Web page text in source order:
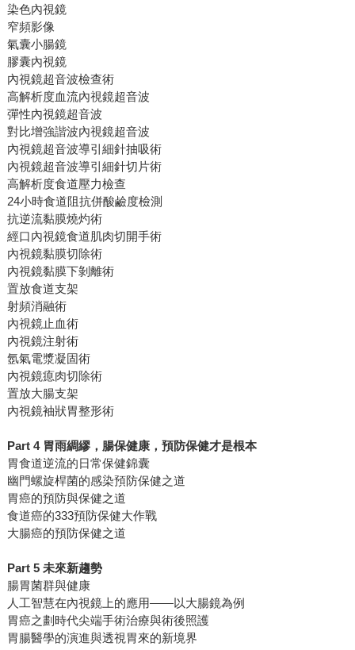
染色內視鏡
窄頻影像
氣囊小腸鏡
膠囊內視鏡
內視鏡超音波檢查術
高解析度血流內視鏡超音波
彈性內視鏡超音波
對比增強諧波內視鏡超音波
內視鏡超音波導引細針抽吸術
內視鏡超音波導引細針切片術
高解析度食道壓力檢查
24小時食道阻抗併酸鹼度檢測
抗逆流黏膜燒灼術
經口內視鏡食道肌肉切開手術
內視鏡黏膜切除術
內視鏡黏膜下剝離術
置放食道支架
射頻消融術
內視鏡止血術
內視鏡注射術
氬氣電漿凝固術
內視鏡瘜肉切除術
置放大腸支架
內視鏡袖狀胃整形術
Part 4 胃雨綢繆，腸保健康，預防保健才是根本
胃食道逆流的日常保健錦囊
幽門螺旋桿菌的感染預防保健之道
胃癌的預防與保健之道
食道癌的333預防保健大作戰
大腸癌的預防保健之道
Part 5 未來新趨勢
腸胃菌群與健康
人工智慧在內視鏡上的應用——以大腸鏡為例
胃癌之劃時代尖端手術治療與術後照護
胃腸醫學的演進與透視胃來的新境界